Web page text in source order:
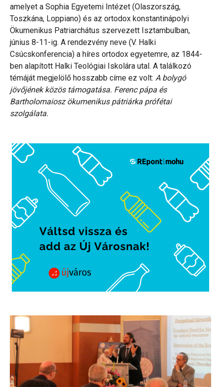
amelyet a Sophia Egyetemi Intézet (Olaszország,
Toszkána, Loppiano) és az ortodox konstantinápolyi
Ökumenikus Patriarchátus szervezett Isztambulban,
június 8-11-ig. A rendezvény neve (V. Halki
Csúcskonferencia) a híres ortodox egyetemre, az 1844-
ben alapított Halki Teológiai Iskolára utal. A találkozó
témáját megjelölő hosszabb címe ez volt: A bolygó
jövőjének közös támogatása. Ferenc pápa és
Bartholomaiosz ökumenikus pátriárka prófétai
szolgálata.